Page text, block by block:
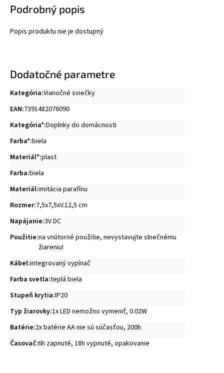
Podrobný popis
Popis produktu nie je dostupný
Dodatočné parametre
Kategória:Vianočné sviečky
EAN:7391482076090
Kategória*:Doplnky do domácnosti
Farba*:biela
Materiál*:plast
Farba:biela
Materiál:imitácia parafínu
Rozmer:7,5x7,5xV.12,5 cm
Napájanie:3V DC
Použitie:na vnútorné použitie, nevystavujte slnečnému
žiareniu!
Kábel:integrovaný vypínač
Farba svetla:teplá biela
Stupeň krytia:IP20
Typ žiarovky:1x LED nemožno vymeniť, 0.02W
Batérie:2x batérie AA nie sú súčasťou, 200h
Časovač:6h zapnuté, 18h vypnuté, opakovanie